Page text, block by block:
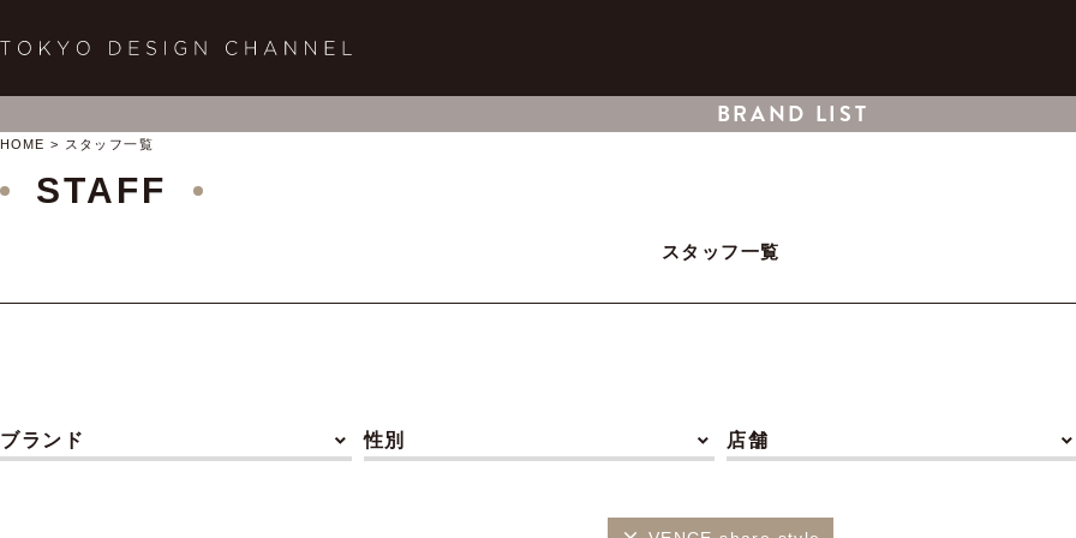
BRAND LIST
HOME スタッフ一覧
STAFF
スタッフ一覧
ブランド 性別 店舗